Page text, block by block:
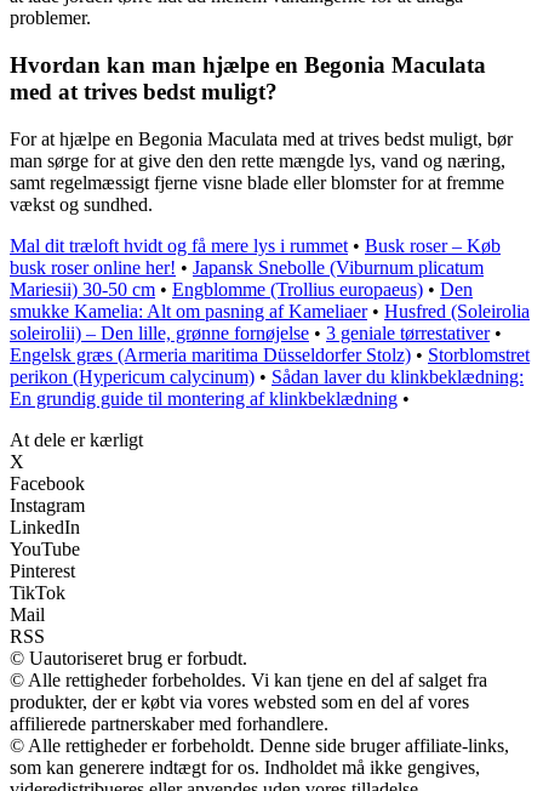
problemer.
Hvordan kan man hjælpe en Begonia Maculata
med at trives bedst muligt?
For at hjælpe en Begonia Maculata med at trives bedst muligt, bør
man sørge for at give den den rette mængde lys, vand og næring,
samt regelmæssigt fjerne visne blade eller blomster for at fremme
vækst og sundhed.
Mal dit træloft hvidt og få mere lys i rummet • Busk roser – Køb
busk roser online her! • Japansk Snebolle (Viburnum plicatum
Mariesii) 30-50 cm • Engblomme (Trollius europaeus) • Den
smukke Kamelia: Alt om pasning af Kameliaer• Husfred (Soleirolia
soleirolii) – Den lille, grønne fornøjelse • 3 geniale tørrestativer•
Engelsk græs (Armeria maritima Düsseldorfer Stolz) • Storblomstret
perikon (Hypericum calycinum) • Sådan laver du klinkbeklædning:
En grundig guide til montering af klinkbeklædning •
At dele er kærligt
X
Facebook
Instagram
LinkedIn
YouTube
Pinterest
TikTok
Mail
RSS
© Uautoriseret brug er forbudt.
© Alle rettigheder forbeholdes. Vi kan tjene en del af salget fra
produkter, der er købt via vores websted som en del af vores
affilierede partnerskaber med forhandlere.
© Alle rettigheder er forbeholdt. Denne side bruger affiliate-links,
som kan generere indtægt for os. Indholdet må ikke gengives,